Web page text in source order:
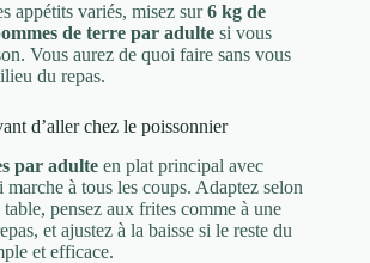
appétits variés, misez sur6 kg de
de terre par adulte si vous
Vous aurez de quoi faire sans vous
du repas.
d’aller chez le poissonnier
par adulte en plat principal avec
marche à tous les coups. Adaptez selon
pensez aux frites comme à une
et ajustez à la baisse si le reste du
et efficace.